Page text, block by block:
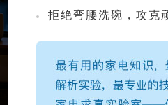
拒绝弯腰洗碗，攻克